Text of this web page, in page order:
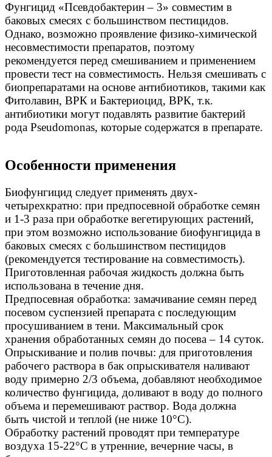
Фунгицид «Псевдобактерин – 3» совместим в
баковых смесях с большинством пестицидов.
Однако, возможно проявление физико-химической
несовместимости препаратов, поэтому
рекомендуется перед смешиванием и применением
провести тест на совместимость. Нельзя смешивать с
биопрепаратами на основе антибиотиков, такими как
Фитолавин, ВРК и Бактериоцид, ВРК, т.к.
антибиотики могут подавлять развитие бактерий
рода Pseudomonas, которые содержатся в препарате.
Особенности применения
Биофунгицид следует применять двух-
четырехкратно: при предпосевной обработке семян
и 1-3 раза при обработке вегетирующих растений,
при этом возможно использование биофунгицида в
баковых смесях с большинством пестицидов
(рекомендуется тестирование на совместимость).
Приготовленная рабочая жидкость должна быть
использована в течение дня.
Предпосевная обработка: замачивание семян перед
посевом суспензией препарата с последующим
просушиванием в тени. Максимальный срок
хранения обработанных семян до посева – 14 суток.
Опрыскивание и полив почвы: для приготовления
рабочего раствора в бак опрыскивателя наливают
воду примерно 2/3 объема, добавляют необходимое
количество фунгицида, доливают в воду до полного
объема и перемешивают раствор. Вода должна
быть чистой и теплой (не ниже 10°С).
Обработку растений проводят при температуре
воздуха 15-22°С в утренние, вечерние часы, в